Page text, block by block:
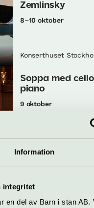
Information
integritet
en del av Barn i stan AB.
Zemlinsky
8–10 oktober
Konserthuset
Soppa med
piano
9 oktober
Konserthuset